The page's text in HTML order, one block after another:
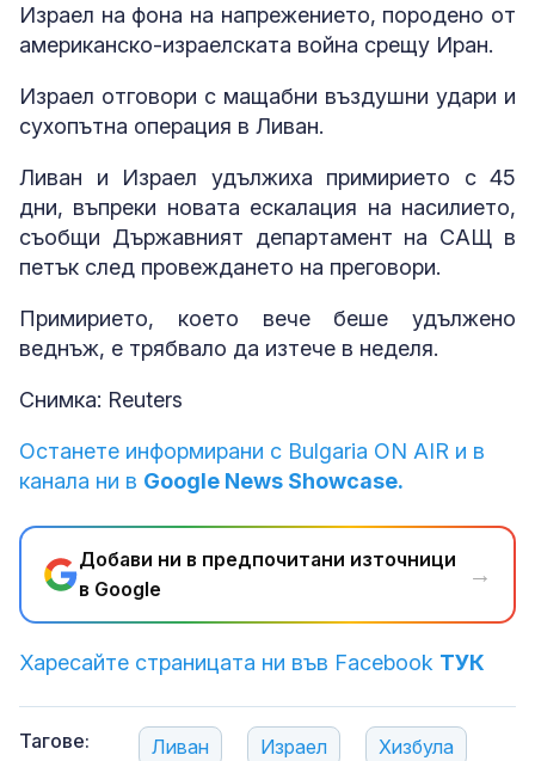
Израел на фона на напрежението, породено от
американско-израелската война срещу Иран.
Израел отговори с мащабни въздушни удари и
сухопътна операция в Ливан.
Ливан и Израел удължиха примирието с 45
дни, въпреки новата ескалация на насилието,
съобщи Държавният департамент на САЩ в
петък след провеждането на преговори.
Примирието, което вече беше удължено
веднъж, е трябвало да изтече в неделя.
Снимка: Reuters
Останете информирани с Bulgaria ON AIR и в
канала ни в Google News Showcase.
Добави ни в предпочитани източници
в Google
→
Харесайте страницата ни във Facebook ТУК
Тагове: Ливан Израел Хизбула